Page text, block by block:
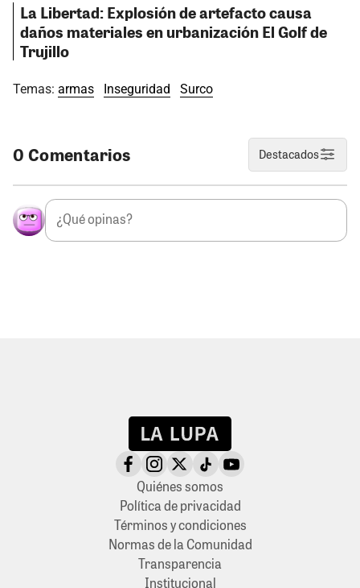
La Libertad: Explosión de artefacto causa
daños materiales en urbanización El Golf de
Trujillo
Temas: armas Inseguridad Surco
0 Comentarios Destacados
Quiénes somos
Política de privacidad
Términos y condiciones
Normas de la Comunidad
Transparencia
Institucional